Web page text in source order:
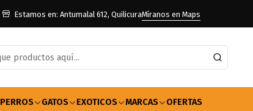
PERROS GATOS EXOTICOS MARCAS OFERTAS
Estamos en: Antumalal 612, QuilicuraMíranos en Maps
Alimento Gatos Gatos Seco Alimento Acana Gato Bountiful
Alimento
Cantidad